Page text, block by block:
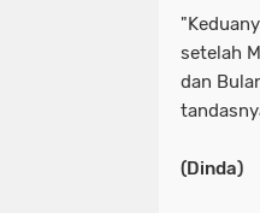
setelah
dan
(Dinda)